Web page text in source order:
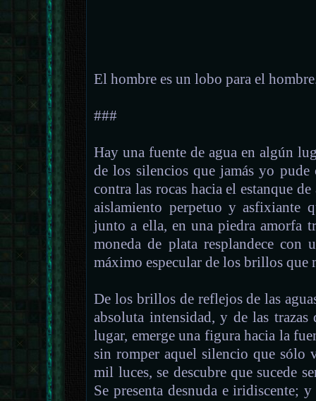
El hombre es un lobo para el
###
Hay una fuente de agua en algún
de los silencios que jamás yo
contra las rocas hacia el estanque
aislamiento perpetuo y asfixiante
junto a ella, en una piedra amorfa
moneda de plata resplandece
máximo especular de los brillos que
De los brillos de reflejos de las
absoluta intensidad, y de las
lugar, emerge una figura hacia la
sin romper aquel silencio que sólo
mil luces, se descubre que sucede
Se presenta desnuda e iridiscente;